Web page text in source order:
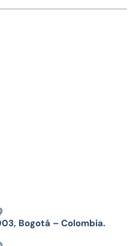
Bogotá – Colombia.